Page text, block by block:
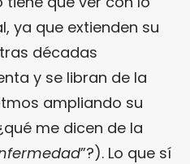
ya que extienden su
décadas
y se libran de la
ampliando su
me dicen de la
”?). Lo que sí